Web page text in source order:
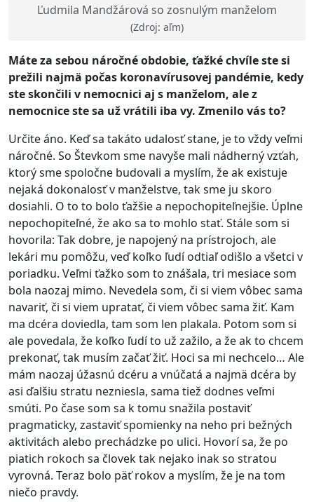
Ľudmila Mandžárová so zosnulým manželom
(Zdroj: aľm)
Máte za sebou náročnéobdobie, ťažkéchvíle ste si
prežili najmä počas koronavírusovej pandémie, kedy
ste skončili v nemocnici aj s manželom, ale z
nemocnice ste sa už vrátili iba vy. Zmenilo vás to?
Určite áno. Keď sa takáto udalosť stane, je to vždy veľmi
náročné. So Števkom sme navyše mali nádherný vzťah,
ktorý sme spoločne budovali a myslím, že ak existuje
nejaká dokonalosť v manželstve, tak sme ju skoro
dosiahli. O to to bolo ťažšie a nepochopiteľnejšie. Úplne
nepochopiteľné, že ako sa to mohlo stať. Stále som si
hovorila: Tak dobre, je napojený na prístrojoch, ale
lekári mu pomôžu, veď koľko ľudí odtiaľ odišlo a všetci v
poriadku. Veľmi ťažko som to znášala, tri mesiace som
bola naozaj mimo. Nevedela som, či si viem vôbec sama
navariť, či si viem upratať, či viem vôbec sama žiť. Kam
ma dcéra doviedla, tam som len plakala. Potom som si
ale povedala, že koľko ľudí to už zažilo, a že ak to chcem
prekonať, tak musím začať žiť. Hoci sa mi nechcelo… Ale
mám naozaj úžasnú dcéru a vnúčatá a najmä dcéra by
asi ďalšiu stratu nezniesla, sama tiež dodnes veľmi
smúti. Po čase som sa k tomu snažila postaviť
pragmaticky, zastaviť spomienky na neho pri bežných
aktivitách alebo prechádzke po ulici. Hovorí sa, že po
piatich rokoch sa človek tak nejako inak so stratou
vyrovná. Teraz bolo päť rokov a myslím, že je na tom
niečo pravdy.